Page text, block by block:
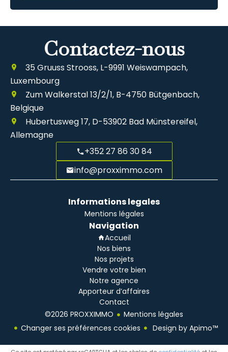
Contactez-nous
35 Gruuss Strooss, L-9991 Weiswampach,
Luxembourg
Zum Walkerstal 13/2/1, B-4750 Bütgenbach,
Belgique
Hubertusweg 17, D-53902 Bad Münstereifel,
Allemagne
+352 27 86 30 84
info@proxximmo.com
Informations legales
Mentions légales
Navigation
Accueil
Nos biens
Nos projets
Vendre votre bien
Notre agence
Apporteur d’affaires
Contact
©2026 PROXXIMMO
Mentions légales
Changer ses préférences cookies
Design by Apimo™